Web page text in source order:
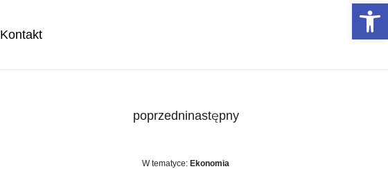
Kontakt
poprzedninastępny
W tematyce: Ekonomia